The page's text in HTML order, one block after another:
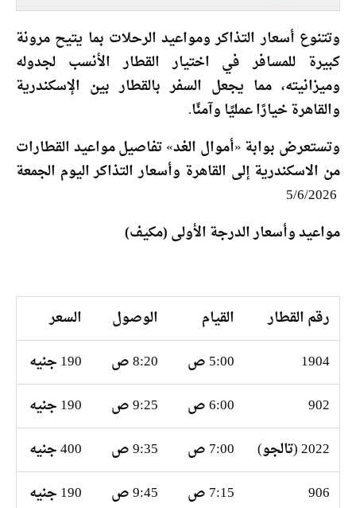
وتتنوع أسعار التذاكر ومواعيد الرحلات بما يتيح مرونة
كبيرة للمسافر في اختيار القطار الأنسب لجدوله
وميزانيته، مما يجعل السفر بالقطار بين الإسكندرية
والقاهرة خيارًا عمليًا وآمنًا.
وتستعرض بوابة «أموال الغد» تفاصيل مواعيد القطارات
من الاسكندرية إلى القاهرة وأسعار التذاكر اليوم الجمعة
مواعيد وأسعار الدرجة الأولى (مكيف)
رقم القطار القيام الوصول
السعر
1904
5:00 ص 8:20 ص
190 جنيه
902
6:00 ص 9:25 ص
190 جنيه
2022 (تالجو)
7:00 ص 9:35 ص
400 جنيه
906
7:15 ص 9:45 ص
190 جنيه